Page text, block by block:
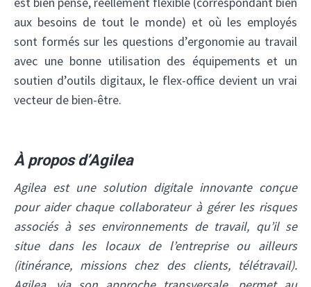
aux besoins de tout le monde) et où les employés
sont formés sur les questions d’ergonomie au travail
avec une bonne utilisation des équipements et un
soutien d’outils digitaux, le flex-office devient un vrai
vecteur de bien-être.
À propos d’Agilea
Agilea est une solution digitale innovante conçue
pour aider chaque collaborateur à gérer les risques
associés à ses environnements de travail, qu’il se
situe dans les locaux de l’entreprise ou ailleurs
(itinérance, missions chez des clients, télétravail).